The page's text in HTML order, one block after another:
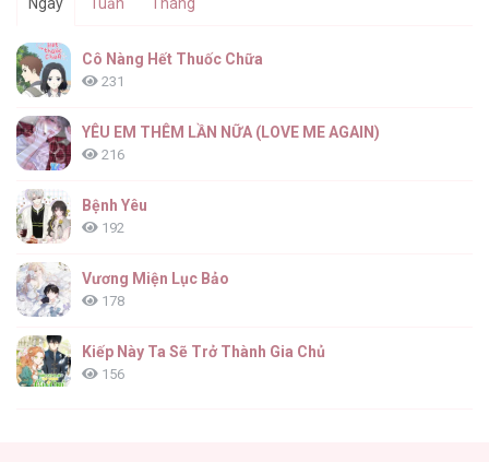
Người Chồng Độc Ác [...] – Chap 23
Cô Nàng Hết Thuốc Chữa
231
YÊU EM THÊM LẦN NỮA (LOVE ME AGAIN)
216
Bệnh Yêu
192
Vương Miện Lục Bảo
178
Kiếp Này Ta Sẽ Trở Thành Gia Chủ
156